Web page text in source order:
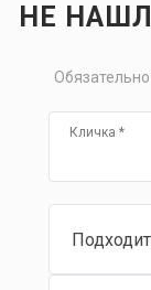
НЕ
Кличка*